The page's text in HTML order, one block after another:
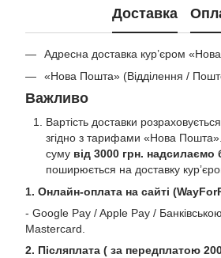
Доставка
Адресна доставка кур’єром
«Нова Пошта» (Відділення /
Важливо
Вартість доставки
згідно з тарифами «Нова
суму від 3000 грн. надсилаємо
поширюється на доставку
1. Онлайн-оплата на сайті
- Google Pay / Apple Pay /
Mastercard.
2. Післяплата ( за передплатою